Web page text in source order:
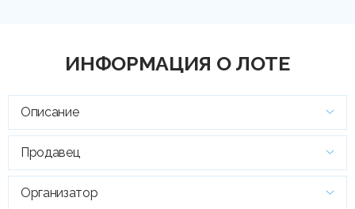
ИНФОРМАЦИЯ О ЛОТЕ
Описание
Продавец
Организатор